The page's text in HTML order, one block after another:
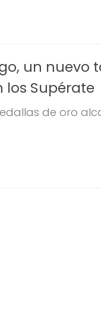
un nuevo
los Supérate
de oro